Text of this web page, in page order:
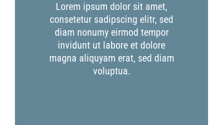
Lorem ipsum dolor sit amet,
consetetur sadipscing elitr, sed
diam nonumy eirmod tempor
invidunt ut labore et dolore
magna aliquyam erat, sed diam
voluptua.